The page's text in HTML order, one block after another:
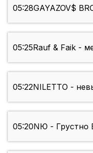
05:28GAYAZOV$
05:25Rauf & Faik -
05:22NILETTO -
05:20NЮ - Грустно